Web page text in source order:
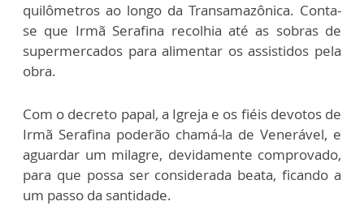
quilômetros ao longo da Transamazônica. Conta-
se que Irmã Serafina recolhia até as sobras de
supermercados para alimentar os assistidos pela
obra.
Com o decreto papal, a Igreja e os fiéis devotos de
Irmã Serafina poderão chamá-la de Venerável, e
aguardar um milagre, devidamente comprovado,
para que possa ser considerada beata, ficando a
um passo da santidade.